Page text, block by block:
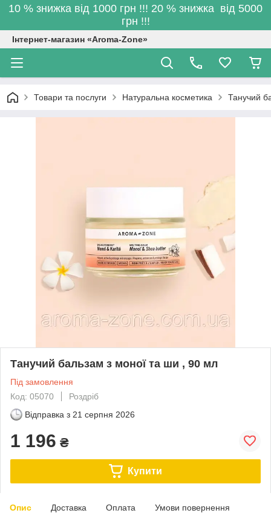
10 % знижка від 1000 грн !!! 20 % знижка від 5000
грн !!!
Інтернет-магазин «Aroma-Zone»
Товари та послуги Натуральна косметика Танучий
Танучий бальзам з моної та ши , 90 мл
Під замовлення
Код: 05070
Роздріб
Відправка з 21 серпня 2026
1 196 ₴
Купити
Опис Доставка Оплата Умови повернення